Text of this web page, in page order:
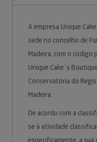
A empresa Unique
sede no concelho de
Madeira, com o
Unique Cake`s
Conservatória do
Madeira.
De acordo com a
se à atividade
especificamente, a